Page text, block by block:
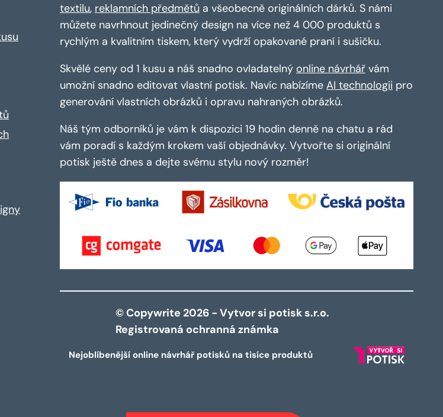
textilu, reklamních předmětů a všeobecně originálních dárků. S námi
můžete navrhnout jedinečný design na více než 4 000 produktů s
rychlým a kvalitním tiskem, který vydrží opakované praní i sušičku.
Skvělé ceny od 1 kusu a náš snadno ovladatelný online návrhář vám
umožní snadno editovat vlastní potisk. Navíc nabízíme AI technologii pro
generování vlastních obrázků i opravu nahraných obrázků.
Náš tým odborníků je vám k dispozici 19 hodin denně na chatu a rád
vám poradí s každým krokem vaší objednávky. Vytvořte si originální
potisk ještě dnes a dejte svému stylu nový rozměr!
© Copywrite 2026 - Vytvor si potisk s.r.o.
Registrovaná ochranná známka
Nejoblíbenější online návrhář potisků na tisíce produktů